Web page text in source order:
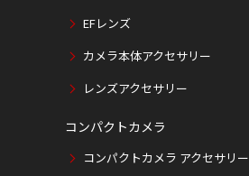
EFレンズ
カメラ本体アクセサリー
レンズアクセサリー
コンパクトカメラ
コンパクトカメラ アクセサリー